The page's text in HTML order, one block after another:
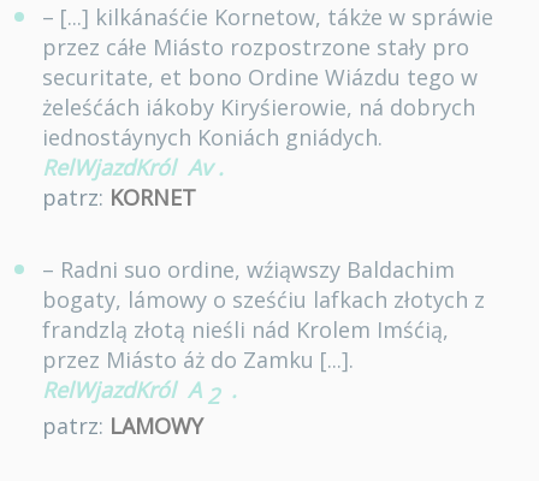
– [...] kilkánaśćie Kornetow, tákże w spráwie
przez cáłe Miásto rozpostrzone stały pro
securitate, et bono Ordine Wiázdu tego w
żeleśćách iákoby Kiryśierowie, ná dobrych
iednostáynych Koniách gniádych.
RelWjazdKról Av .
patrz: KORNET
– Radni suo ordine, wźiąwszy Baldachim
bogaty, lámowy o sześćiu lafkach złotych z
frandzlą złotą nieśli nád Krolem Imśćią,
przez Miásto áż do Zamku [...].
RelWjazdKról A 2 .
patrz: LAMOWY